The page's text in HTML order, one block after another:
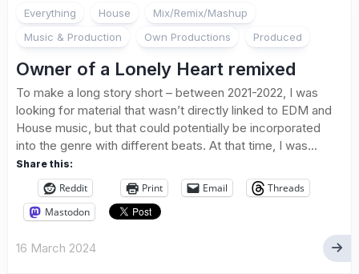
Everything House
Mix/Remix/Mashup
Music & Production
Own Productions Produced
Owner of a Lonely Heart remixed
To make a long story short – between 2021-2022, I was
looking for material that wasn’t directly linked to EDM and
House music, but that could potentially be incorporated
into the genre with different beats. At that time, I was...
Share this:
Reddit Print Email
Threads
Mastodon
16 March 2024